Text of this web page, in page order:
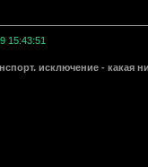
15:43:51
исключение - какая